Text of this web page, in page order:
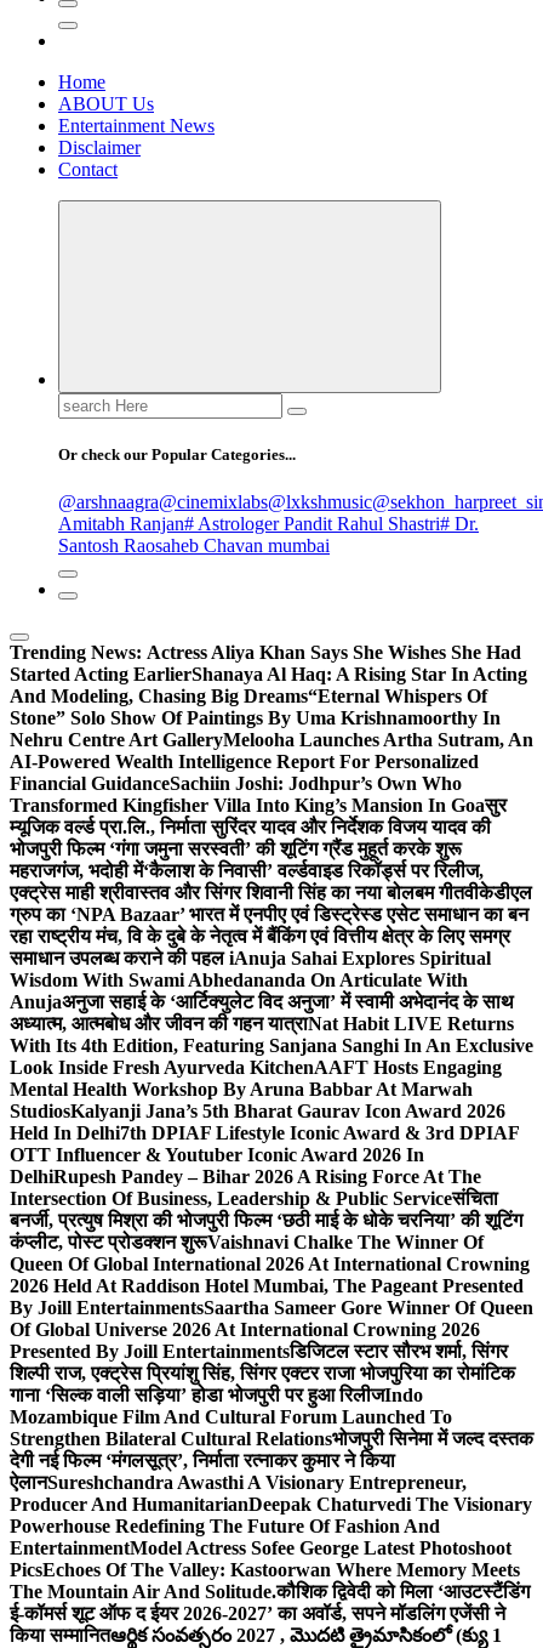
Home
ABOUT Us
Entertainment News
Disclaimer
Contact
Search
for:
Or check our Popular Categories...
@arshnaagra@cinemixlabs@lxkshmusic
Amitabh Ranjan# Astrologer Pandit Rahul Shastri# Dr.
Santosh Raosaheb Chavan mumbai
Trending News: Actress Aliya Khan Says She Wishes She Had
Started Acting EarlierShanaya Al Haq: A Rising Star In Acting
And Modeling, Chasing Big Dreams“Eternal Whispers Of
Stone” Solo Show Of Paintings By Uma Krishnamoorthy In
Nehru Centre Art GalleryMelooha Launches Artha Sutram, An
AI-Powered Wealth Intelligence Report For Personalized
Financial GuidanceSachiin Joshi: Jodhpur’s Own Who
Transformed Kingfisher Villa Into King’s Mansion In Goaसुर
म्यूजिक वर्ल्ड प्रा.लि., निर्माता सुरिंदर यादव और निर्देशक विजय यादव की
भोजपुरी फिल्म ‘गंगा जमुना सरस्वती’ की शूटिंग ग्रैंड मुहूर्त करके शुरू
महराजगंज, भदोही में‘कैलाश के निवासी’ वर्ल्डवाइड रिकॉर्ड्स पर रिलीज,
एक्ट्रेस माही श्रीवास्तव और सिंगर शिवानी सिंह का नया बोलबम गीतवीकेडीएल
ग्रुप का ‘NPA Bazaar’ भारत में एनपीए एवं डिस्ट्रेस्ड एसेट समाधान का बन
रहा राष्ट्रीय मंच, वि के दुबे के नेतृत्व में बैंकिंग एवं वित्तीय क्षेत्र के लिए समग्र
समाधान उपलब्ध कराने की पहल iAnuja Sahai Explores Spiritual
Wisdom With Swami Abhedananda On Articulate With
Anujaअनुजा सहाई के ‘आर्टिक्युलेट विद अनुजा’ में स्वामी अभेदानंद के साथ
अध्यात्म, आत्मबोध और जीवन की गहन यात्राNat Habit LIVE Returns
With Its 4th Edition, Featuring Sanjana Sanghi In An Exclusive
Look Inside Fresh Ayurveda KitchenAAFT Hosts Engaging
Mental Health Workshop By Aruna Babbar At Marwah
StudiosKalyanji Jana’s 5th Bharat Gaurav Icon Award 2026
Held In Delhi7th DPIAF Lifestyle Iconic Award & 3rd DPIAF
OTT Influencer & Youtuber Iconic Award 2026 In
DelhiRupesh Pandey – Bihar 2026 A Rising Force At The
Intersection Of Business, Leadership & Public Serviceसंचिता
बनर्जी, प्रत्युष मिश्रा की भोजपुरी फिल्म ‘छठी माई के धोके चरनिया’ की शूटिंग
कंप्लीट, पोस्ट प्रोडक्शन शुरूVaishnavi Chalke The Winner Of
Queen Of Global International 2026 At International Crowning
2026 Held At Raddison Hotel Mumbai, The Pageant Presented
By Joill EntertainmentsSaartha Sameer Gore Winner Of Queen
Of Global Universe 2026 At International Crowning 2026
Presented By Joill Entertainmentsडिजिटल स्टार सौरभ शर्मा, सिंगर
शिल्पी राज, एक्ट्रेस प्रियांशु सिंह, सिंगर एक्टर राजा भोजपुरिया का रोमांटिक
गाना ‘सिल्क वाली सड़िया’ होडा भोजपुरी पर हुआ रिलीजIndo
Mozambique Film And Cultural Forum Launched To
Strengthen Bilateral Cultural Relationsभोजपुरी सिनेमा में जल्द दस्तक
देगी नई फिल्म ‘मंगलसूत्र’, निर्माता रत्नाकर कुमार ने किया
ऐलानSureshchandra Awasthi A Visionary Entrepreneur,
Producer And HumanitarianDeepak Chaturvedi The Visionary
Powerhouse Redefining The Future Of Fashion And
EntertainmentModel Actress Sofee George Latest Photoshoot
PicsEchoes Of The Valley: Kastoorwan Where Memory Meets
The Mountain Air And Solitude.कौशिक द्विवेदी को मिला ‘आउटस्टैंडिंग
ई-कॉमर्स शूट ऑफ द ईयर 2026-2027’ का अवॉर्ड, सपने मॉडलिंग एजेंसी ने
किया सम्मानितఆర్థిక సంవత్సరం 2027 , మొదటి త్రైమాసికంలో (క్యు 1